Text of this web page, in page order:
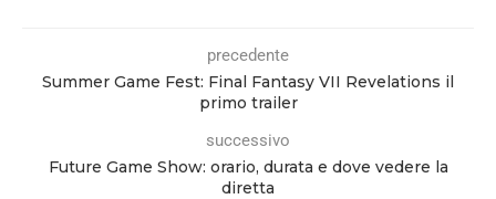
precedente
Summer Game Fest: Final Fantasy VII Revelations il
primo trailer
successivo
Future Game Show: orario, durata e dove vedere la
diretta